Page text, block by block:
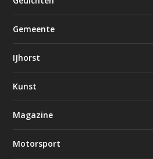
Gemeente
IJhorst
Kunst
Magazine
Motorsport